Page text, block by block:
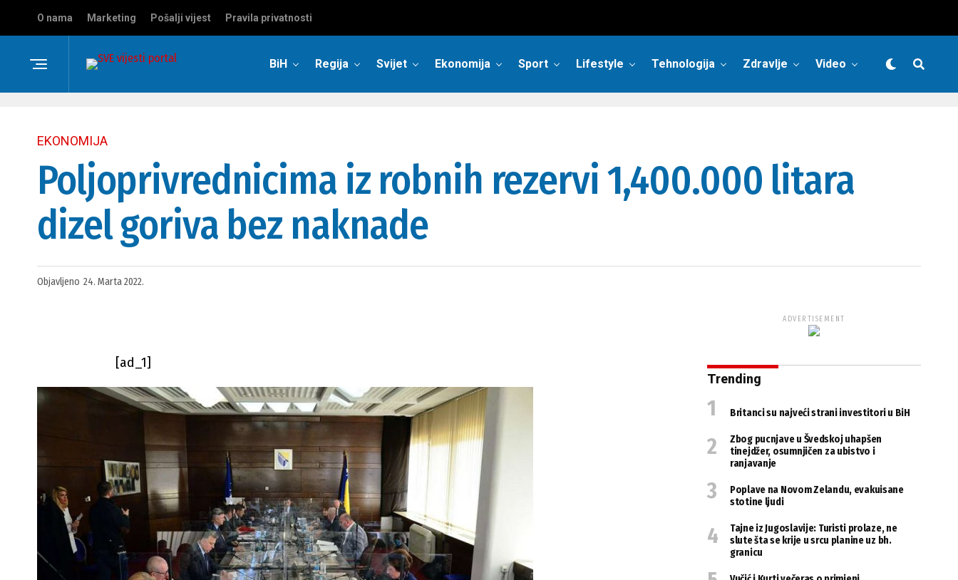
O nama Marketing Pošalji vijest Pravila privatnosti
BiH Regija Svijet Ekonomija Sport Lifestyle Tehnologija Zdravlje Video
EKONOMIJA
Poljoprivrednicima iz robnih rezervi 1,400.000 litara
dizel goriva bez naknade
Objavljeno 24. Marta 2022.
[ad_1]
ADVERTISEMENT
Trending
Britanci su najveći strani investitori u BiH
Zbog pucnjave u Švedskoj uhapšen
tinejdžer, osumnjičen za ubistvo i
ranjavanje
Poplave na Novom Zelandu, evakuisane
stotine ljudi
Tajne iz Jugoslavije: Turisti prolaze, ne
slute šta se krije u srcu planine uz bh.
granicu